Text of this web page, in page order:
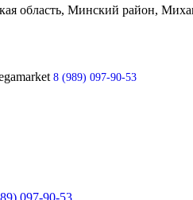
область, Минский район,
8 (989) 097-90-53
097-90-53